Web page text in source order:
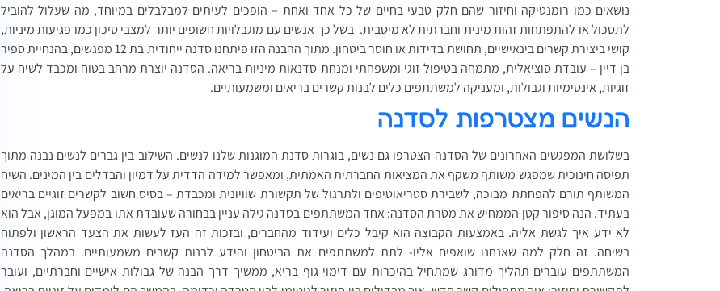
נושאים כמו רומנטיקה וחיזור שהם חלק טבעי בחיים של כל אחד ואחת – הופכים לעיתים למבלבלים במיוחד, מה שעלול להוביל
לתסכול או להתפתחות זהות מינית וחברתית לא מיטבית. בשל כך אנשים עם מוגבלויות חשופים יותר למצבי סיכון כמו פגיעות מיניות,
קושי ביצירת קשרים בינאישיים, תחושת בדידות או חוסר ביטחון. מתוך ההבנה הזו פיתחנו סדנה ייחודית בת 12 מפגשים, בהנחיית ספיר
בן דיין – עובדת סוציאלית, מתמחה בטיפול זוגי ומשפחתי ומנחת סדנאות מיניות בריאה. הסדנה יוצרת מרחב בטוח ומכבד לשיח על
זוגיות, אינטימיות וגבולות, ומעניקה למשתתפים כלים לבנות קשרים בריאים ומשמעותיים.
הנשים מצטרפות לסדנה
בשלושת המפגשים האחרונים של הסדנה הצטרפו גם נשים, בוגרות סדנת המוגנות שלנו לנשים. השילוב בין גברים לנשים נבנה מתוך
תפיסה חינוכית שמפגש משותף משקף את המציאות החברתית האמתית, ומאפשר למידה הדדית על דמיון והבדלים בין המינים. השיח
המשותף תורם להפחתת מבוכה, לשבירת סטריאוטיפים ולתרגול של תקשורת שוויונית ומכבדת – בסיס חשוב לקשרים זוגיים בריאים
בעתיד. הנה סיפור קטן הממחיש את מטרת הסדנה: אחד המשתתפים בסדנה גילה עניין בבחורה שעובדת אתו במפעל המוגן, אבל הוא
לא ידע איך לגשת אליה. באמצעות הקבוצה הוא קיבל כלים ועידוד מהחברים, ובזכות זה העז לעשות את הצעד הראשון ולפתוח
בשיחה. זה חלק למה שאנחנו שואפים אליו- לתת למשתתפים את הביטחון והידע לבנות קשרים משמעותיים. במהלך הסדנה
המשתתפים עוברים תהליך מדורג שמתחיל בהיכרות עם דימוי גוף בריא, ממשיך דרך הבנה של גבולות אישיים וחברתיים, ועובר